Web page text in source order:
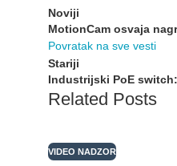
Noviji
MotionCam osvaja
Povratak na sve vesti
Stariji
Industrijski PoE
Related Posts
VIDEO NADZOR